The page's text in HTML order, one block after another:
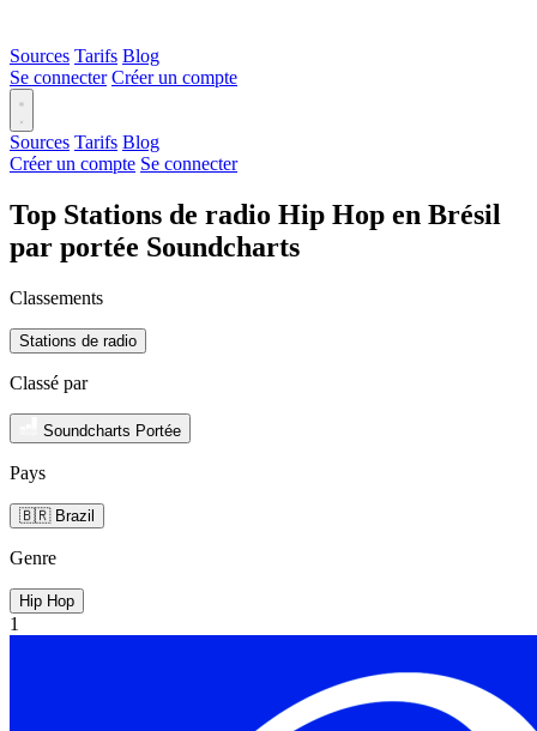
Sources Tarifs Blog
Se connecter Créer un compte
Sources Tarifs Blog
Créer un compte Se connecter
Top Stations de radio Hip Hop en Brésil
par portée Soundcharts
Classements
Stations de radio
Classé par
Soundcharts Portée
Pays
🇧🇷 Brazil
Genre
Hip Hop
1